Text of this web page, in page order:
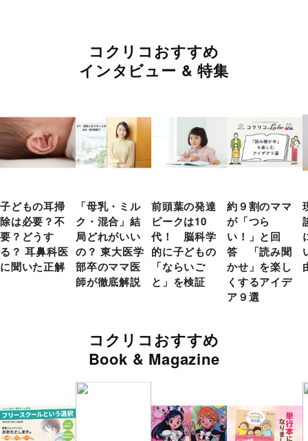
コクリコおすすめ
インタビュー & 特集
子どもの耳掃
除は必要？不
要？どうす
る？ 耳鼻科医
に聞いた正解
「母乳・ミル
ク・混合」結
局どれがいい
の？ 東大医学
部卒のママ医
師が徹底解説
前頭葉の発達
ピークは10
代！ 脳科学
的に子どもの
「ならいご
と」を検証
約９割のママ
が「つら
い！」と回
答 「読み聞
かせ」を楽し
くするアイデ
ア９選
コクリコおすすめ
Book & Magazine